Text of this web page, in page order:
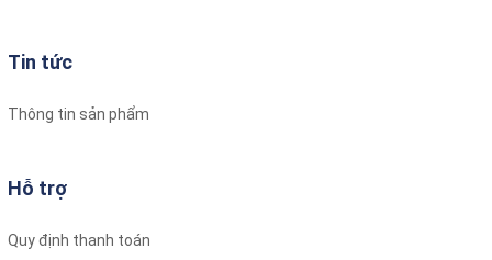
Trong bối cảnh ngành vận tải ngày càng cạnh tranh, sự
là điểm khác biệt giúp Limo Green ghi điểm trong lòng
pháp lưu trữ tối ưu này.
Tin tức
Thông tin sản phẩm
Hỗ trợ
Quy định thanh toán